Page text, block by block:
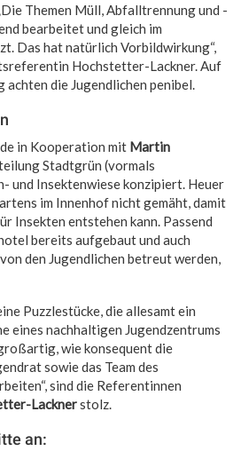
Themen Müll, Abfalltrennung und -
bearbeitet und gleich im
Das hat natürlich Vorbildwirkung“,
Hochstetter-Lackner. Auf
achten die Jugendlichen penibel.
in Kooperation mit Martin
Stadtgrün (vormals
und Insektenwiese konzipiert. Heuer
im Innenhof nicht gemäht, damit
Insekten entstehen kann. Passend
bereits aufgebaut und auch
den Jugendlichen betreut werden,
Puzzlestücke, die allesamt ein
eines nachhaltigen Jugendzentrums
wie konsequent die
sowie das Team des
sind die Referentinnen
Lacknerstolz.
an: